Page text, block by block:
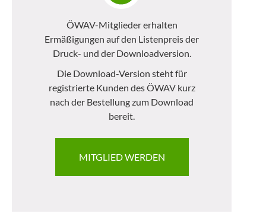
ÖWAV-Mitglieder erhalten
Ermäßigungen auf den Listenpreis der
Druck- und der Downloadversion.
Die Download-Version steht für
registrierte Kunden des ÖWAV kurz
nach der Bestellung zum Download
bereit.
MITGLIED WERDEN